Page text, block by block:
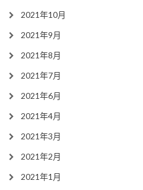
2021年10月
2021年9月
2021年8月
2021年7月
2021年6月
2021年4月
2021年3月
2021年2月
2021年1月